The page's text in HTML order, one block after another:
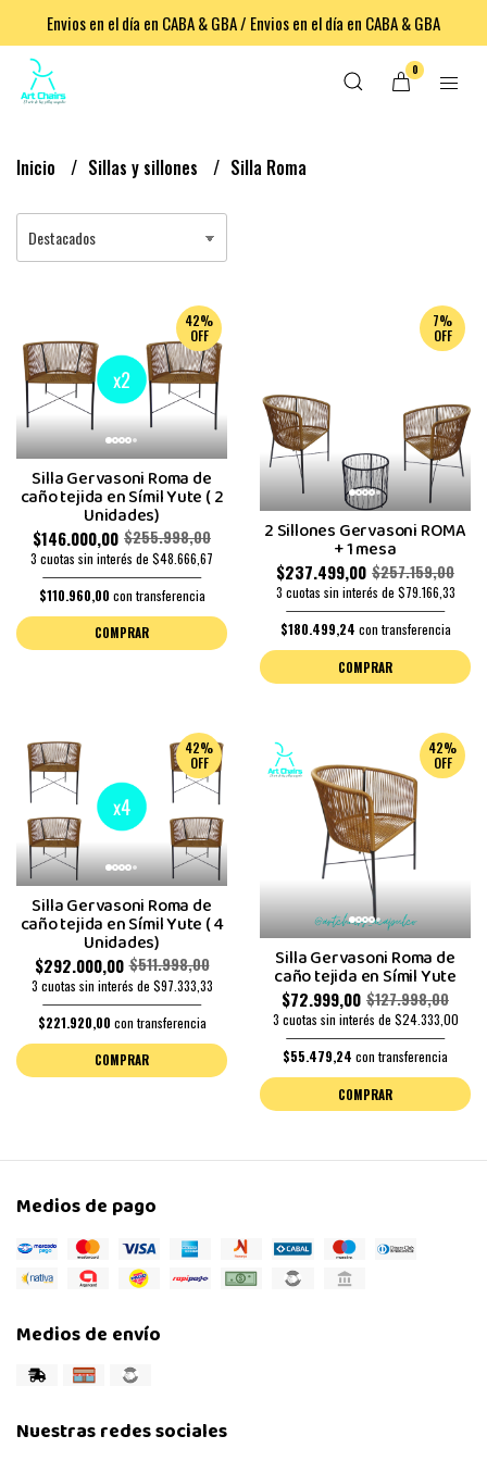
Envios en el día en CABA & GBA / Envios en el día en CABA & GBA
0
Inicio Sillas y sillones Silla Roma
42%
OFF
Silla Gervasoni Roma de
caño tejida en Símil Yute ( 2
Unidades)
$146.000,00 $255.998,00
3 cuotas sin interés de $48.666,67
$110.960,00 con transferencia
COMPRAR
7%
OFF
2 Sillones Gervasoni ROMA
+ 1 mesa
$237.499,00 $257.159,00
3 cuotas sin interés de $79.166,33
$180.499,24 con transferencia
COMPRAR
42%
OFF
Silla Gervasoni Roma de
caño tejida en Símil Yute ( 4
Unidades)
$292.000,00 $511.998,00
3 cuotas sin interés de $97.333,33
$221.920,00 con transferencia
COMPRAR
42%
OFF
Silla Gervasoni Roma de
caño tejida en Símil Yute
$72.999,00 $127.998,00
3 cuotas sin interés de $24.333,00
$55.479,24 con transferencia
COMPRAR
Medios de pago
Medios de envío
Nuestras redes sociales